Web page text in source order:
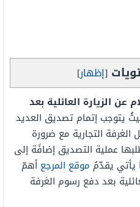
[إظهار]
عن الزيارة العائلية بعد
يتوجب إتمام تصديق العديد
التجارية مع ضرورة
عملية التصديق إضافًة إلى
يأتي يقدّمُ موقع المرجع أهمّ
بعد دفع رسوم الغرفة